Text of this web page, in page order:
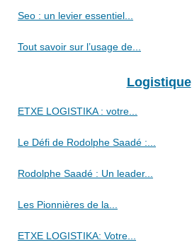
Seo : un levier essentiel...
Tout savoir sur l’usage de...
Logistique
ETXE LOGISTIKA : votre...
Le Défi de Rodolphe Saadé :...
Rodolphe Saadé : Un leader...
Les Pionnières de la...
ETXE LOGISTIKA: Votre...